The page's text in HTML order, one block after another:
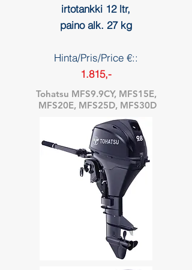
irtotankki 12 ltr,
paino alk. 27 kg
Hinta/Pris/Price €::
1.815,-
Tohatsu MFS9.9CY, MFS15E,
MFS20E, MFS25D, MFS30D